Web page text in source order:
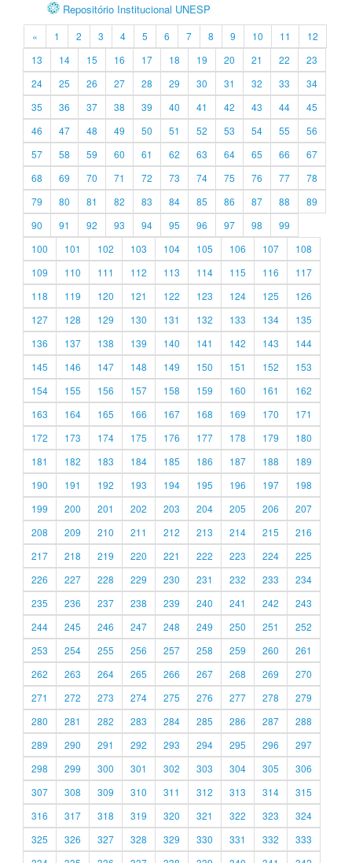
Repositório Institucional UNESP
« 1 2 3 4 5 6 7 8 9 10 11
12
13
14 15 16 17 18 19 20 21 22
23
24
25 26 27 28 29 30 31 32 33
34
35
36 37 38 39 40 41 42 43 44
45
46
47 48 49 50 51 52 53 54 55
56
57
58 59 60 61 62 63 64 65 66
67
68
69 70 71 72 73 74 75 76 77
78
79
80 81 82 83 84 85 86 87 88
89
90
91 92 93 94 95 96 97 98
99
100
101 102 103 104 105 106 107
108
109
110 111 112 113 114 115 116
117
118
119 120 121 122 123 124 125
126
127
128 129 130 131 132 133 134
135
136
137 138 139 140 141 142 143
144
145
146 147 148 149 150 151 152
153
154
155 156 157 158 159 160 161
162
163
164 165 166 167 168 169 170
171
172
173 174 175 176 177 178 179
180
181
182 183 184 185 186 187 188
189
190
191 192 193 194 195 196 197
198
199
200 201 202 203 204 205 206
207
208
209 210 211 212 213 214 215
216
217
218 219 220 221 222 223 224
225
226
227 228 229 230 231 232 233
234
235
236 237 238 239 240 241 242
243
244
245 246 247 248 249 250 251
252
253
254 255 256 257 258 259 260
261
262
263 264 265 266 267 268 269
270
271
272 273 274 275 276 277 278
279
280
281 282 283 284 285 286 287
288
289
290 291 292 293 294 295 296
297
298
299 300 301 302 303 304 305
306
307
308 309 310 311 312 313 314
315
316
317 318 319 320 321 322 323
324
325
326 327 328 329 330 331 332
333